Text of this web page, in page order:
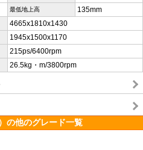
最低地上高 135mm
4665x1810x1430
1945x1500x1170
215ps/6400rpm
26.5kg・m/3800rpm
の他のグレード一覧